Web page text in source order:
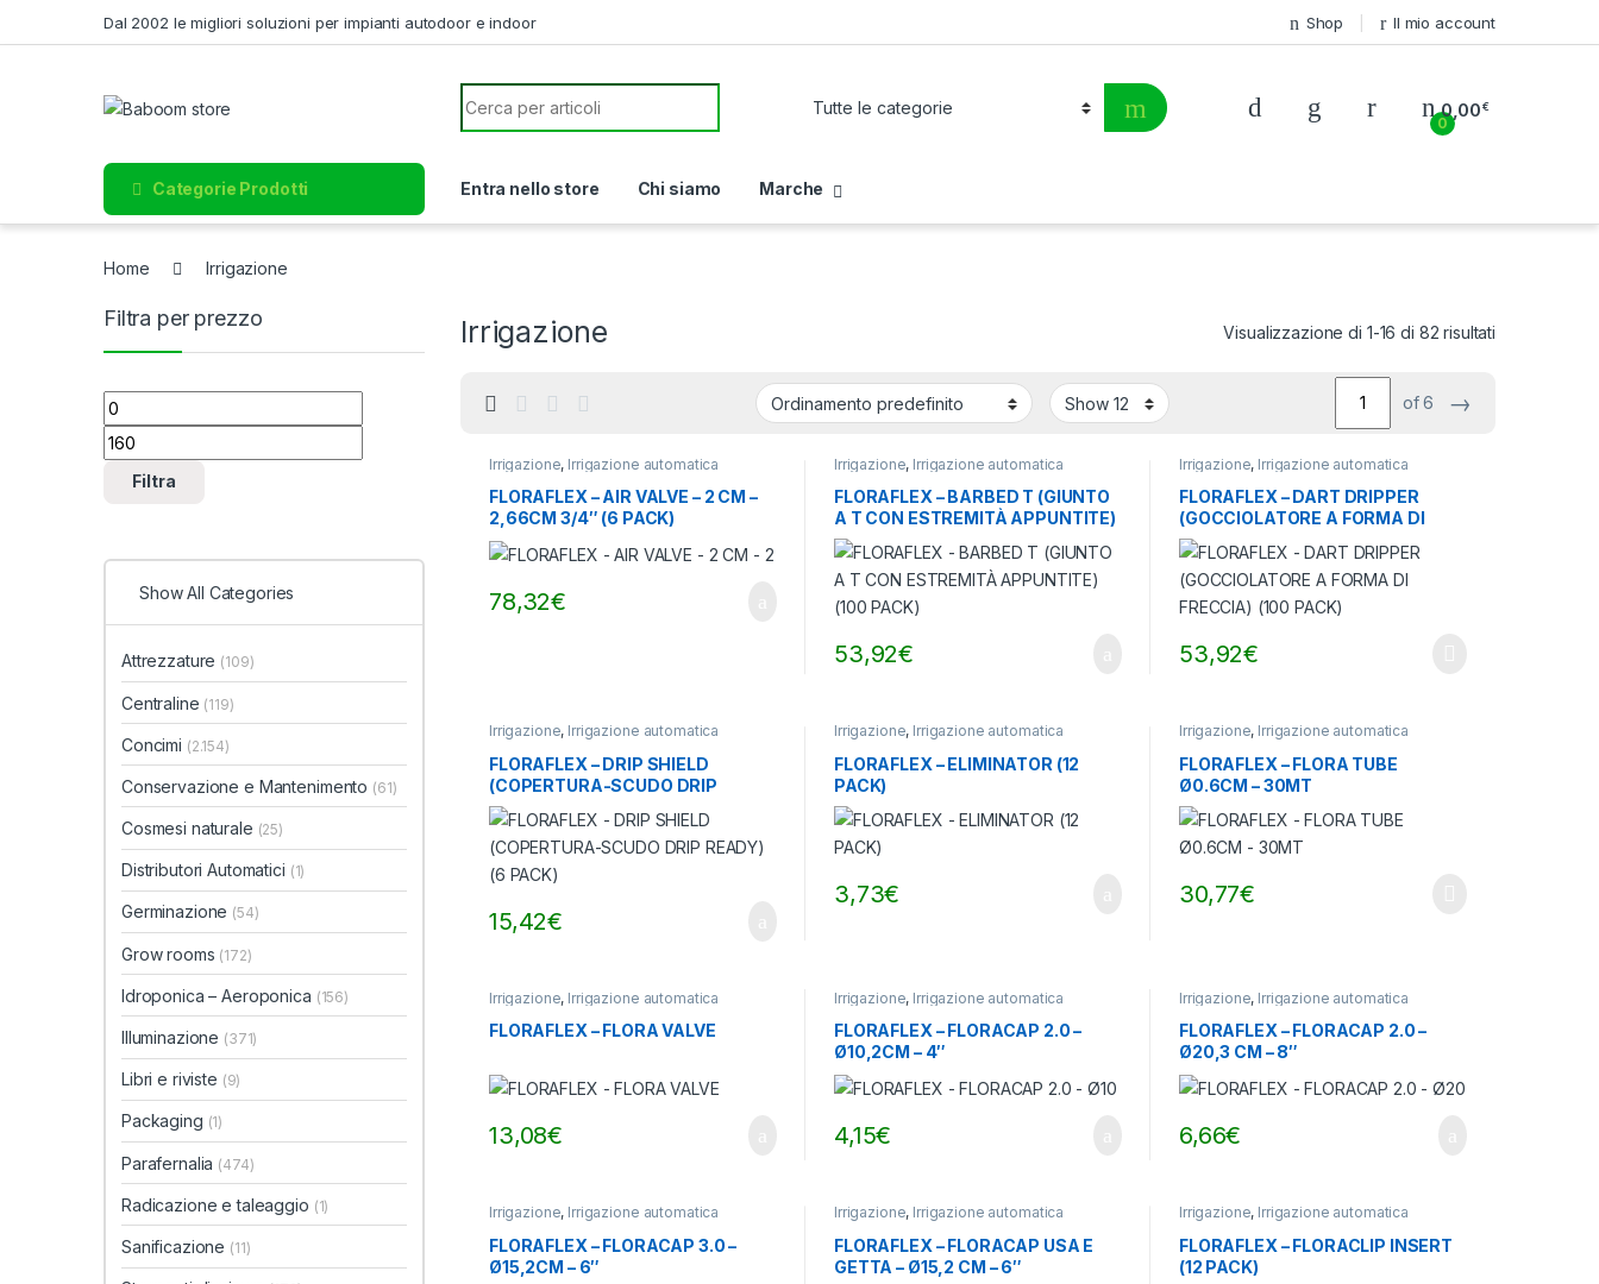
Dal 2002 le migliori soluzioni per impianti autodoor e indoor Shop Il mio account
Search for:
0
0,00€
Categorie Prodotti Entra nello store Chi siamo Marche
Home Irrigazione
Irrigazione Visualizzazione di 1-16 di 82 risultati
of 6 →
Irrigazione, Irrigazione automatica
FLORAFLEX – AIR VALVE – 2 CM –
2,66CM 3/4″ (6 PACK)
78,32€
Irrigazione, Irrigazione automatica
FLORAFLEX – BARBED T (GIUNTO
A T CON ESTREMITÀ APPUNTITE)
(100 PACK)
53,92€
Irrigazione, Irrigazione automatica
FLORAFLEX – DART DRIPPER
(GOCCIOLATORE A FORMA DI
FRECCIA) (100 PACK)
53,92€
Irrigazione, Irrigazione automatica
FLORAFLEX – DRIP SHIELD
(COPERTURA-SCUDO DRIP
READY) (6 PACK)
15,42€
Irrigazione, Irrigazione automatica
FLORAFLEX – ELIMINATOR (12
PACK)
3,73€
Irrigazione, Irrigazione automatica
FLORAFLEX – FLORA TUBE
Ø0.6CM – 30MT
30,77€
Irrigazione, Irrigazione automatica
FLORAFLEX – FLORA VALVE
13,08€
Irrigazione, Irrigazione automatica
FLORAFLEX – FLORACAP 2.0 –
Ø10,2CM – 4″
4,15€
Irrigazione, Irrigazione automatica
FLORAFLEX – FLORACAP 2.0 –
Ø20,3 CM – 8″
6,66€
Irrigazione, Irrigazione automatica
FLORAFLEX – FLORACAP 3.0 –
Ø15,2CM – 6″
Irrigazione, Irrigazione automatica
FLORAFLEX – FLORACAP USA E
GETTA – Ø15,2 CM – 6″
Irrigazione, Irrigazione automatica
FLORAFLEX – FLORACLIP INSERT
(12 PACK)
Filtra per prezzo
Prezzo Min
Prezzo Max
Filtra
Show All Categories
Attrezzature (109)
Centraline (119)
Concimi (2.154)
Conservazione e Mantenimento (61)
Cosmesi naturale (25)
Distributori Automatici (1)
Germinazione (54)
Grow rooms (172)
Idroponica – Aeroponica (156)
Illuminazione (371)
Libri e riviste (9)
Packaging (1)
Parafernalia (474)
Radicazione e taleaggio (1)
Sanificazione (11)